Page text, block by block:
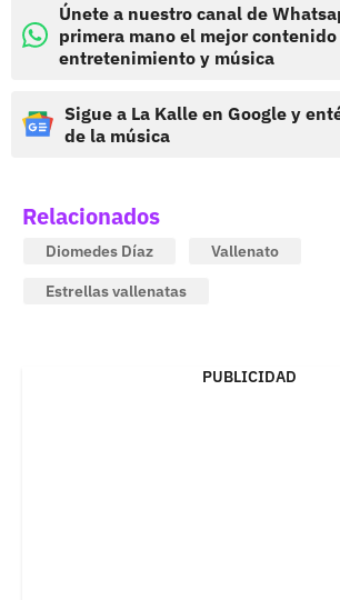
Únete a nuestro canal de
primera mano el mejor contenido
entretenimiento y música
Sigue a La Kalle en Google y
de la música
Relacionados
Diomedes Díaz
Vallenato
Estrellas vallenatas
PUBLICIDAD